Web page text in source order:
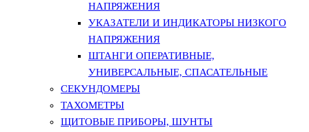
НАПРЯЖЕНИЯ
УКАЗАТЕЛИ И ИНДИКАТОРЫ НИЗКОГО
НАПРЯЖЕНИЯ
ШТАНГИ ОПЕРАТИВНЫЕ,
УНИВЕРСАЛЬНЫЕ, СПАСАТЕЛЬНЫЕ
СЕКУНДОМЕРЫ
ТАХОМЕТРЫ
ЩИТОВЫЕ ПРИБОРЫ, ШУНТЫ